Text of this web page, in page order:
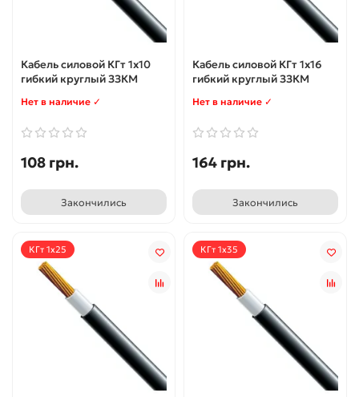
Кабель силовой КГт 1x10
гибкий круглый ЗЗКМ
Нет в наличие ✓
108 грн.
Закончились
Кабель силовой КГт 1x16
гибкий круглый ЗЗКМ
Нет в наличие ✓
164 грн.
Закончились
КГт 1x25 КГт 1x35